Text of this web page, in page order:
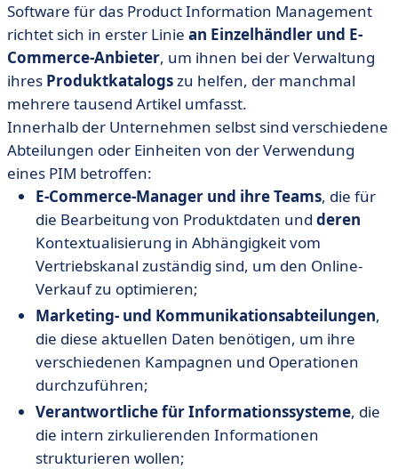
Software für das Product Information Management
richtet sich in erster Linie an Einzelhändler und E-
Commerce-Anbieter, um ihnen bei der Verwaltung
ihres Produktkatalogszu helfen, der manchmal
mehrere tausend Artikel umfasst.
Innerhalb der Unternehmen selbst sind verschiedene
Abteilungen oder Einheiten von der Verwendung
eines PIM betroffen:
E-Commerce-Manager und ihre Teams, die für
die Bearbeitung von Produktdaten und deren
Kontextualisierung in Abhängigkeit vom
Vertriebskanal zuständig sind, um den Online-
Verkauf zu optimieren;
Marketing- und Kommunikationsabteilungen,
die diese aktuellen Daten benötigen, um ihre
verschiedenen Kampagnen und Operationen
durchzuführen;
Verantwortliche für Informationssysteme, die
die intern zirkulierenden Informationen
strukturieren wollen;